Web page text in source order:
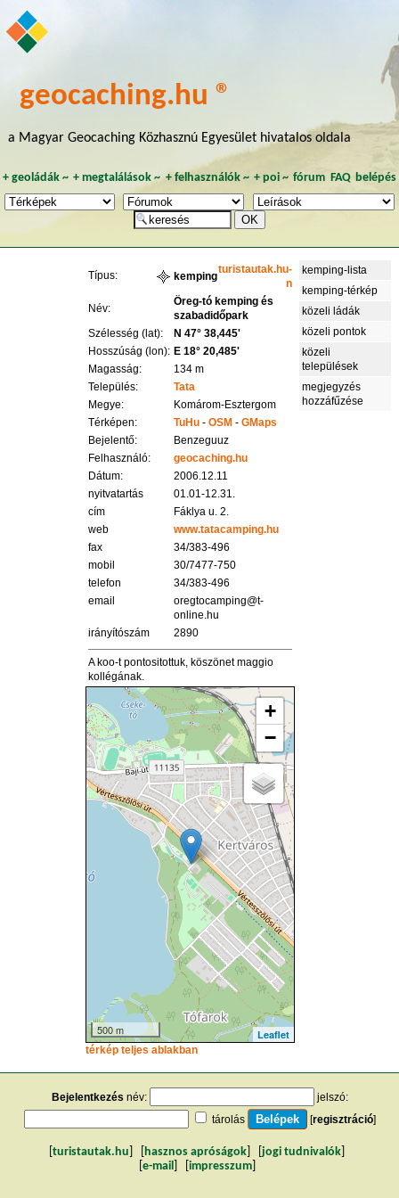
geocaching.hu ®
a Magyar Geocaching Közhasznú Egyesület hivatalos oldala
+ geoládák~ +megtalálások ~ + felhasználók~ + poi~ fórum FAQ belépés
Típus: kemping
turistautak.hu-
n
Név:
Öreg-tó kemping és
szabadidőpark
Szélesség (lat):
N 47° 38,445'
Hosszúság (lon): E 18° 20,485'
Magasság:
134 m
Település:
Tata
Megye:
Komárom-Esztergom
Térképen:
TuHu -OSM -GMaps
Bejelentő:
Benzeguuz
Felhasználó:
geocaching.hu
Dátum:
2006.12.11
nyitvatartás
01.01-12.31.
cím
Fáklya u. 2.
web
www.tatacamping.hu
fax
34/383-496
mobil
30/7477-750
telefon
34/383-496
email
oregtocamping@t-
online.hu
irányítószám
2890
A koo-t pontositottuk, köszönet maggio
kollégának.
+
−
500 m Leaflet
térkép teljes ablakban
kemping-lista
kemping-térkép
közeli ládák
közeli pontok
közeli
települések
megjegyzés
hozzáfűzése
Bejelentkezés név:
jelszó:
tárolás
[regisztráció]
turistautak.hu hasznos apróságok jogi tudnivalók
e-mail impresszum]